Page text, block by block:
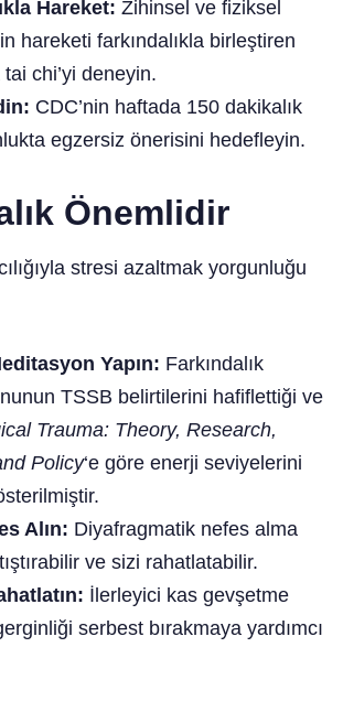
Hareket: Zihinsel ve fiziksel
hareketi farkındalıkla birleştiren
chi’yi deneyin.
CDC’nin haftada 150 dakikalık
egzersiz önerisini hedefleyin.
Önemlidir
stresi azaltmak yorgunluğu
Yapın: Farkındalık
TSSB belirtilerini hafiflettiği ve
Trauma: Theory, Research,
Policy‘e göre enerji seviyelerini
Alın: Diyafragmatik nefes alma
ve sizi rahatlatabilir.
İlerleyici kas gevşetme
serbest bırakmaya yardımcı